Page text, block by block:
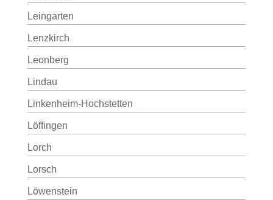
Leingarten
Lenzkirch
Leonberg
Lindau
Linkenheim-Hochstetten
Löffingen
Lorch
Lorsch
Löwenstein